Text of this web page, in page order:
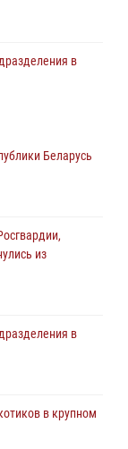
в
Беларусь
из
в
в крупном